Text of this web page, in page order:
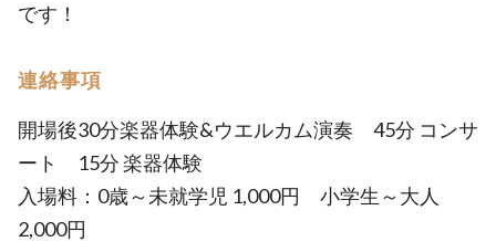
です！
連絡事項
開場後30分楽器体験&ウエルカム演奏 45分 コンサ
ート 15分 楽器体験
入場料：0歳～未就学児 1,000円 小学生～大人
2,000円